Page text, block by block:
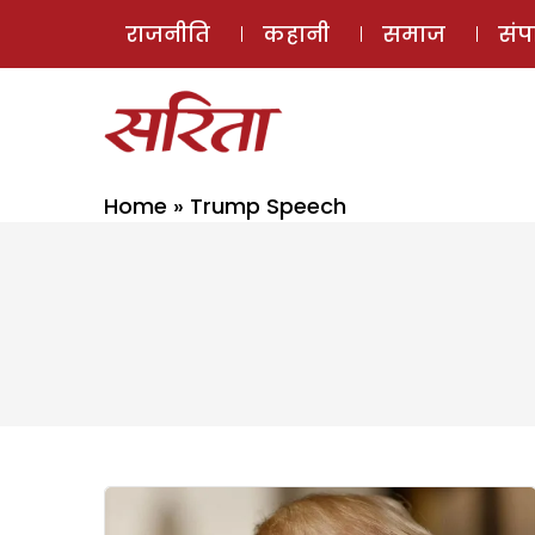
राजनीति कहानी समाज
Home » Trump Speech